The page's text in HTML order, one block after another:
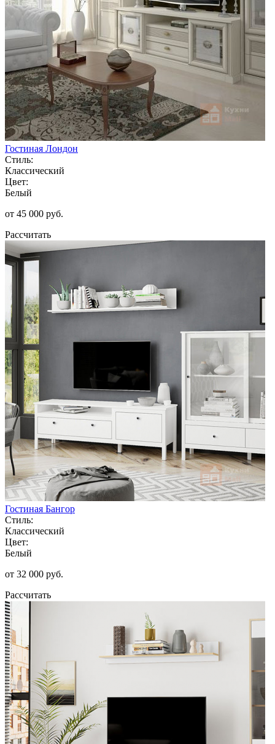
Гостиная Лондон
Стиль:
Классический
Цвет:
Белый
от 45 000 руб.
Рассчитать
Гостиная Бангор
Стиль:
Классический
Цвет:
Белый
от 32 000 руб.
Рассчитать